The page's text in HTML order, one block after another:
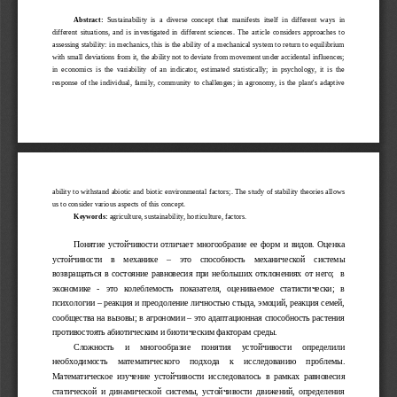
Abstract:
  Sustainability   is   a   diverse   concept   that   manifests   itself   in   different   ways   in
different  situations, and is  investigated  in different sciences.  The article  considers  approaches  to
assessing stability: in mechanics, this is the ability of a mechanical system to return to equilibrium
with small deviations from it, the ability not to deviate from movement under accidental influences;
in   economics   is   the   variability   of   an   indicator,   estimated   statistically;   in   psychology,   it   is   the
response of the individual, family, community to challenges; in agronomy, is the plant's adaptive
ability to withstand abiotic and biotic environmental factors;. The study of stability theories allows
us to consider various aspects of this concept.
Keywords: agriculture, sustainability, horticulture, factors.
Понятие устойчивости  отличает  многообразие ее форм и видов. Оценка
устойчивости     в     механике     –     это     способность     механической     системы
возвращаться в состояние равновесия при небольших отклонениях от него;   в
экономике   -   это   колеблемость   показателя,   оцениваемое   статистически;   в
психологии – реакция и преодоление личностью стыда, эмоций, реакция семей,
сообщества на вызовы; в агрономии – это адаптационная способность растения
противостоять абиотическим и биотическим факторам среды.
Сложность     и     многообразие     понятия     устойчивости     определили
необходимость     математического     подхода     к     исследованию     проблемы.
Математическое   изучение   устойчивости   исследовалось   в   рамках   равновесия
статической   и   динамической   системы,   устойчивости   движений,   определения